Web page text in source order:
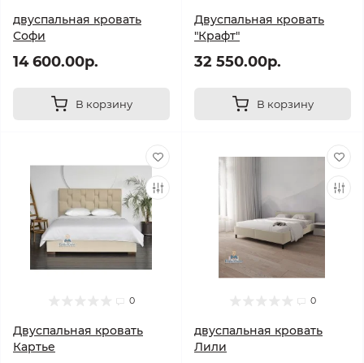
двуспальная кровать
Софи
14 600.00р.
В корзину
Двуспальная кровать
"Крафт"
32 550.00р.
В корзину
0
Двуспальная кровать
Картье
0
двуспальная кровать
Лили